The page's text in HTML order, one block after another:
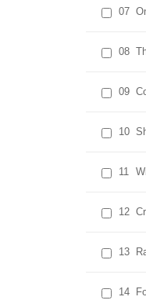
07
08
09
10
11
12
13
14